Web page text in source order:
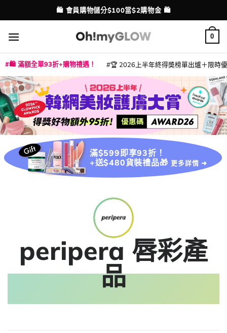
to
content
配送港澳
🛍️ 會員購物儲分$100當$2購物金 🛍️
0
🛍️ 滿額全單93折+購物禮遇！ 🏆 2026上半年終得奬榜單出爐＋限時
滿$599即享93折！
+送$480貨裝禮品🎁 更多詳情 ➜
peripera 唇彩產
品